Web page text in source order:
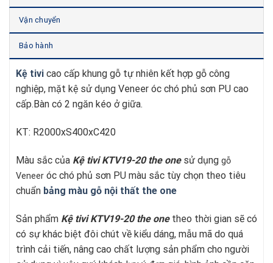
Vận chuyển
Bảo hành
Kệ tivi cao cấp khung gỗ tự nhiên kết hợp gỗ công
nghiệp, mặt kệ sử dụng Veneer óc chó phủ sơn PU cao
cấp.Bàn có 2 ngăn kéo ở giữa.
KT: R2000xS400xC420
Màu sắc của Kệ tivi KTV19-20the one sử dụng gỗ
Veneer óc chó phủ sơn PU màu sắc tùy chọn theo tiêu
chuẩn bảng màu gỗ nội thất the one
Sản phẩm Kệ tivi KTV19-20the one theo thời gian sẽ có
có sự khác biệt đôi chút về kiểu dáng, mẫu mã do quá
trình cải tiến, nâng cao chất lượng sản phẩm cho người